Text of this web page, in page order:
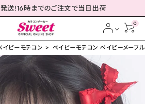
送!16時までのご注文で当日出荷
0
person 会員登録
イビーモテコン ベイビーモテコン ベイビーメープ